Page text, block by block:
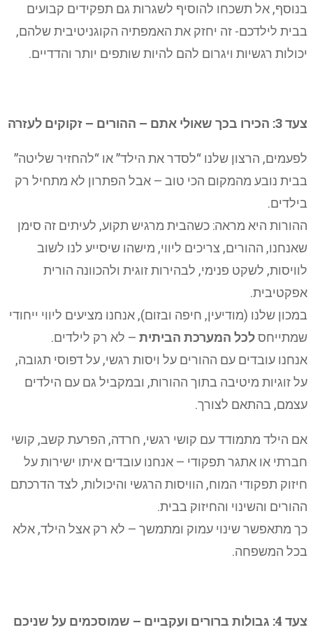
בנוסף, אל תשכחו להוסיף לשגרות גם תפקידים קבועים
בבית לילדכם- זה יחזק את האמפתיה הקוגניטיבית שלהם,
יכולות רגשיות ויגרום להם להיות שותפים יותר והדדיים.
צעד 3: הכירו בכך שאולי אתם – ההורים – זקוקים לעזרה
לפעמים, הרצון שלנו “לסדר את הילד” או “להחזיר שליטה”
בבית נובע מהמקום הכי טוב – אבל הפתרון לא מתחיל רק
בילדים.
ההורות היא מראה: כשהבית מרגיש תקוע, לעיתים זה סימן
שאנחנו, ההורים, צריכים ליווי, מישהו שיסייע לנו לשוב
לוויסות, לשקט פנימי, לבהירות זוגית ולהכוונה הורית
אפקטיבית.
במכון שלנו (מודיעין, חיפה ובזום), אנחנו מציעים ליווי ייחודי
שמתייחסלכל המערכת הביתית – לא רק לילדים.
אנחנו עובדים עם ההורים על ויסות רגשי, על דפוסי תגובה,
על זוגיות מיטיבה בתוך ההורות, ובמקביל גם עם הילדים
עצמם, בהתאם לצורך.
אם הילד מתמודד עם קושי רגשי, חרדה, הפרעת קשב, קושי
חברתי או אתגר תפקודי – אנחנו עובדים איתו ישירות על
חיזוק תפקודי המוח, הוויסות הרגשי והיכולות, לצד הדרכתם
ההורים והשינוי והחיזוק בבית.
כך מתאפשר שינוי עמוק ומתמשך – לא רק אצל הילד, אלא
בכל המשפחה.
צעד 4: גבולות ברורים ועקביים – שמוסכמים על שניכם